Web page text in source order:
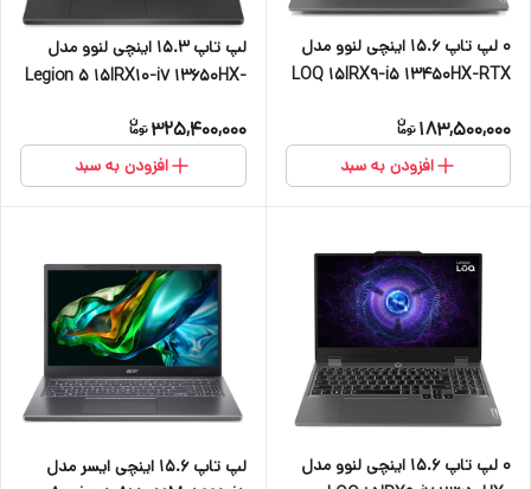
۰ لپ تاپ 15.6 اینچی لنوو مدل
LOQ 15IRX9-i5 13450HX-RTX
4800MHz-512GB SSD-FHD
183,500,000
افزودن به سبد
لپ تاپ 15.3 اینچی لنوو مدل
Legion 5 15IRX10-i7 13650HX-
4800MHz-1TB SSD-IPS
165Hz-W
325,400,000
افزودن به سبد
0 لپ تاپ 15.6 اینچی لنوو مدل
لپ تاپ 15.6 اینچی ایسر مدل